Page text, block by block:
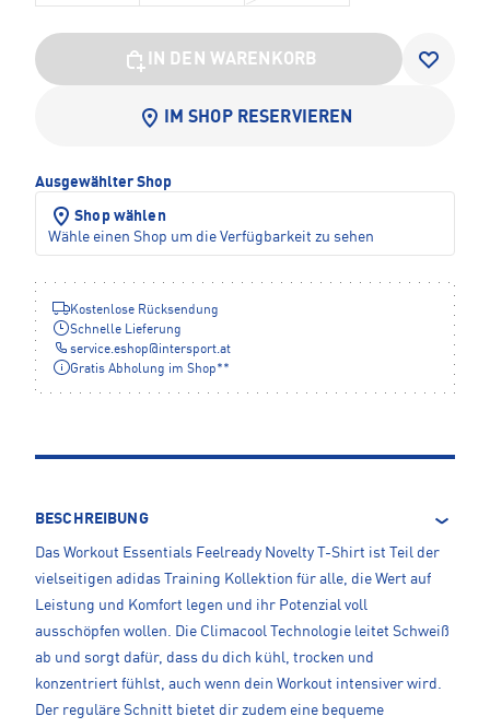
IN DEN WARENKORB
IM SHOP RESERVIEREN
Ausgewählter Shop
Shop wählen
Wähle einen Shop um die Verfügbarkeit zu sehen
Kostenlose Rücksendung
Schnelle Lieferung
service.eshop@intersport.at
Gratis Abholung im Shop**
BESCHREIBUNG
Das Workout Essentials Feelready Novelty T-Shirt ist Teil der
vielseitigen adidas Training Kollektion für alle, die Wert auf
Leistung und Komfort legen und ihr Potenzial voll
ausschöpfen wollen. Die Climacool Technologie leitet Schweiß
ab und sorgt dafür, dass du dich kühl, trocken und
konzentriert fühlst, auch wenn dein Workout intensiver wird.
Der reguläre Schnitt bietet dir zudem eine bequeme